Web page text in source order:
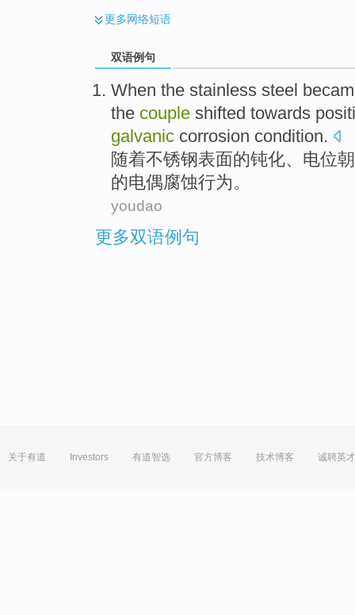
更多网络短语
双语例句
When the stainless steel
the couple shifted towards
galvanic corrosion condition.
随着不锈钢表面的钝化、 电位朝
的电偶腐蚀行为。
youdao
更多双语例句
关于有道 Investors 有道智选 官方博客 技术博客 诚聘英才